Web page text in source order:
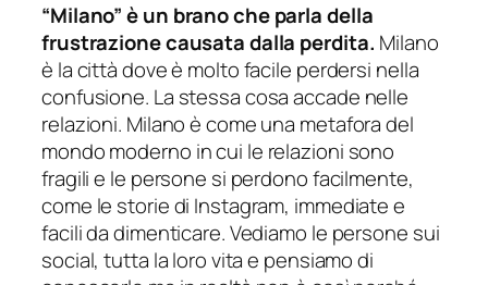
“Milano” è un brano che parla della
frustrazione causata dalla perdita. Milano
è la città dove è molto facile perdersi nella
confusione. La stessa cosa accade nelle
relazioni. Milano è come una metafora del
mondo moderno in cui le relazioni sono
fragili e le persone si perdono facilmente,
come le storie di Instagram, immediate e
facili da dimenticare. Vediamo le persone sui
social, tutta la loro vita e pensiamo di